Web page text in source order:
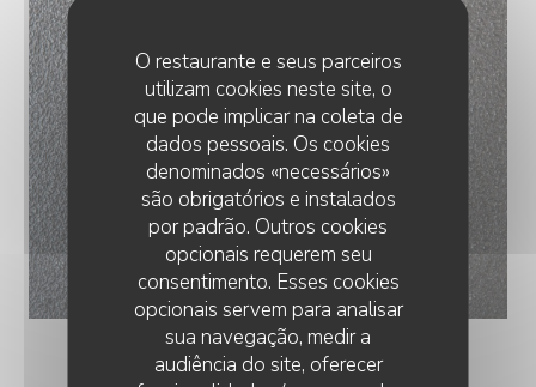
O restaurante e seus parceiros
utilizam cookies neste site, o
que pode implicar na coleta de
dados pessoais. Os cookies
denominados «necessários»
são obrigatórios e instalados
por padrão. Outros cookies
opcionais requerem seu
consentimento. Esses cookies
opcionais servem para analisar
sua navegação, medir a
audiência do site, oferecer
Damien Signature